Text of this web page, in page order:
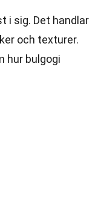
i sig. Det handlar
och texturer.
hur bulgogi